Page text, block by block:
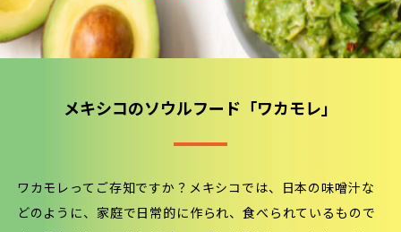
メキシコのソウルフード「ワカモレ」
ワカモレってご存知ですか？メキシコでは、日本の味噌汁な
どのように、家庭で日常的に作られ、食べられているもので